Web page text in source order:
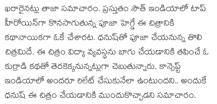
ఖ‌రారైన‌ట్లు తాజా స‌మాచారం. ప్ర‌స్తుతం సౌత్ ఇండియాలో టాప్
హీరోయిన్‌గా కొన‌సాగుతున్న పూజా హెగ్డే ఈ చిత్రానికి
క‌థానాయిక‌గా ఓకే చేశార‌ట‌. ధ‌నుష్‌తో పూజా చేయ‌నున్న తొలి
చిత్ర‌మిదే. ఈ చిత్రం విద్యా వ్య‌వ‌స్థను బాగు చేయ‌డానికి త‌పించే ఓ
కుర్రాడి క‌థ‌తో తెర‌కెక్క‌నున్న‌ట్లుగా చెబుతున్నారు. కాన్సెప్ట్
ఇండియాలో అంద‌రూ రిలేట్ చేసుకునేలా ఉంటుంద‌ని.. అందుకే
ధ‌నుష్ ఈ చిత్రం చేయ‌డానికి ముందుకొచ్చాడ‌ని స‌మాచారం.